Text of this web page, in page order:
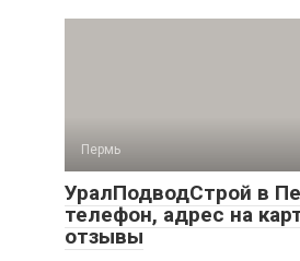
Пермь
УралПодводСтрой в
телефон, адрес на
отзывы